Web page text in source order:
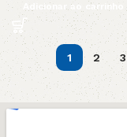
Adicionar ao carrinho
1 2 3